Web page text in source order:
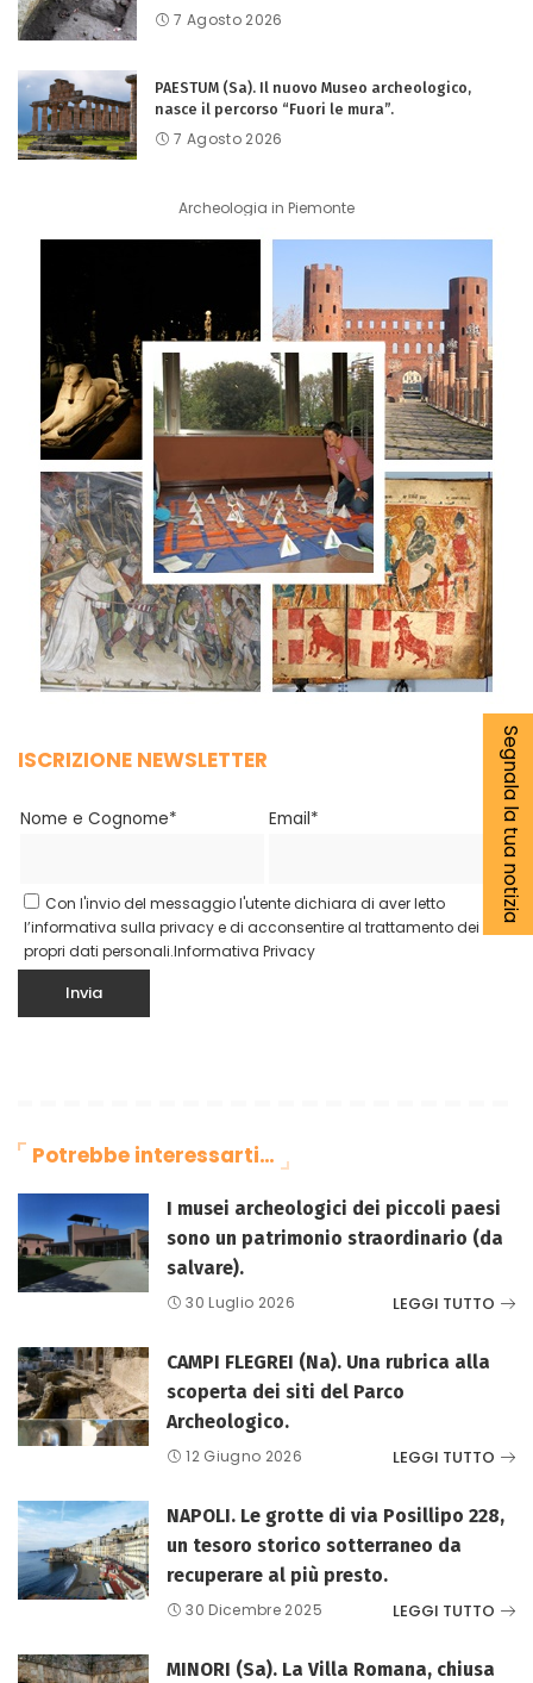
7 Agosto 2026
PAESTUM (Sa). Il nuovo Museo archeologico,
nasce il percorso “Fuori le mura”.
7 Agosto 2026
Archeologia in Piemonte
ISCRIZIONE NEWSLETTER
Nome e Cognome* Email*
Con l'invio del messaggio l'utente dichiara di aver letto
l’informativa sulla privacy e di acconsentire al trattamento dei
propri dati personali.Informativa Privacy
Potrebbe interessarti…
I musei archeologici dei piccoli paesi
sono un patrimonio straordinario (da
salvare).
30 Luglio 2026 LEGGI TUTTO
CAMPI FLEGREI (Na). Una rubrica alla
scoperta dei siti del Parco
Archeologico.
12 Giugno 2026 LEGGI TUTTO
NAPOLI. Le grotte di via Posillipo 228,
un tesoro storico sotterraneo da
recuperare al più presto.
30 Dicembre 2025 LEGGI TUTTO
MINORI (Sa). La Villa Romana, chiusa
Segnala la tua notizia